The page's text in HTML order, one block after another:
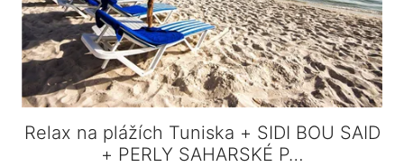
Relax na plážích Tuniska + SIDI BOU SAID
+ PERLY SAHARSKÉ P…